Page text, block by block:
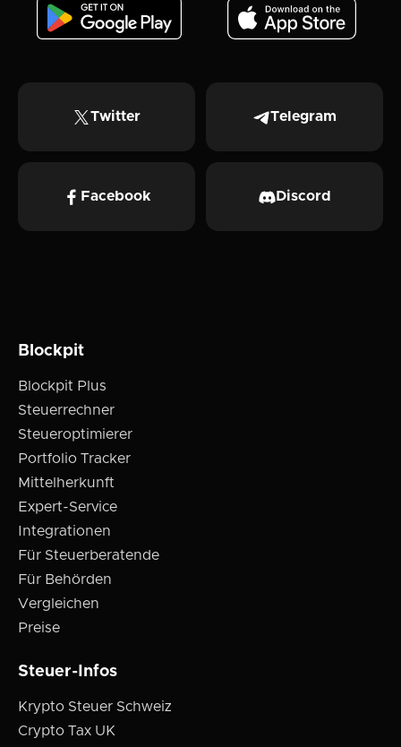
Twitter Telegram
Facebook Discord
Blockpit
Blockpit Plus
Steuerrechner
Steueroptimierer
Portfolio Tracker
Mittelherkunft
Expert-Service
Integrationen
Für Steuerberatende
Für Behörden
Vergleichen
Preise
Steuer-Infos
Krypto Steuer Schweiz
Crypto Tax UK